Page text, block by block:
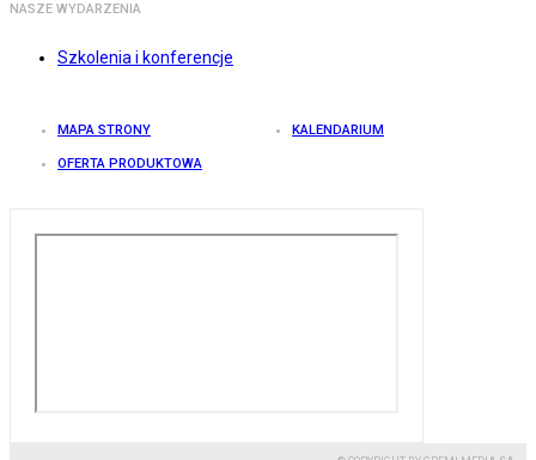
NASZE WYDARZENIA
Szkolenia i konferencje
MAPA STRONY KALENDARIUM
OFERTA PRODUKTOWA